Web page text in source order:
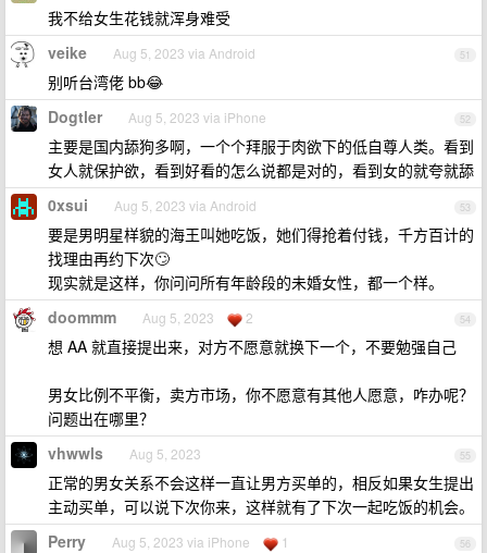
我不给女生花钱就浑身难受
51
veike Aug 5, 2023 via Android
别听台湾佬 bb😂
52
Dogtler Aug 5, 2023 via iPhone
主要是国内舔狗多啊，一个个拜服于肉欲下的低自尊人类。看到
女人就保护欲，看到好看的怎么说都是对的，看到女的就夸就舔
53
0xsui Aug 5, 2023 via Android
要是男明星样貌的海王叫她吃饭，她们得抢着付钱，千方百计的
找理由再约下次🙄
现实就是这样，你问问所有年龄段的未婚女性，都一个样。
54
doommm Aug 5, 2023 2
想 AA 就直接提出来，对方不愿意就换下一个，不要勉强自己
男女比例不平衡，卖方市场，你不愿意有其他人愿意，咋办呢？
问题出在哪里？
55
vhwwls Aug 5, 2023
正常的男女关系不会这样一直让男方买单的，相反如果女生提出
主动买单，可以说下次你来，这样就有了下次一起吃饭的机会。
56
Perry Aug 5, 2023 via iPhone 1